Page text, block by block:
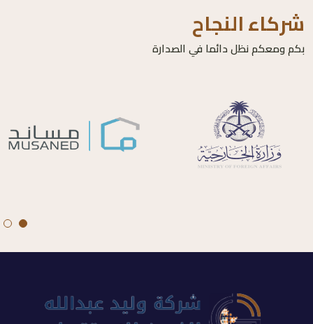
شركاء النجاح
بكم ومعكم نظل دائما في الصدارة